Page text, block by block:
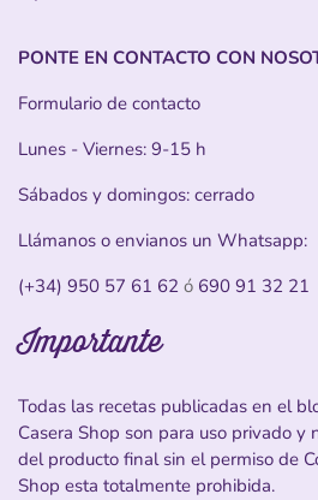
PONTE EN CONTACTO CON
Formulario de contacto
Lunes - Viernes: 9-15 h
Sábados y domingos: cerrado
Llámanos o envianos un Whatsapp:
(+34) 950 57 61 62 ó 690 91 32 21
Importante
Todas las recetas publicadas en el
Casera Shop son para uso privado y
del producto final sin el permiso de
Shop esta totalmente prohibida.